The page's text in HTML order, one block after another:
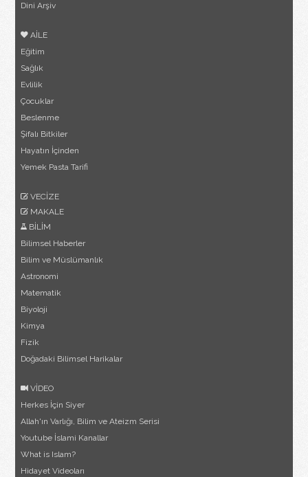
Dini Arşiv
AİLE
Eğitim
Sağlık
Evlilik
Çocuklar
Beslenme
Şifalı Bitkiler
Hayatın İçinden
Yemek Pasta Tarifi
VECİZE
MAKALE
BİLİM
Bilimsel Haberler
Bilim ve Müslümanlık
Astronomi
Matematik
Biyoloji
Kimya
Fizik
Doğadaki Bilimsel Harikalar
VİDEO
Herkes İçin Siyer
Allah'ın Varlığı, Bilim ve Ateizm Serisi
Youtube İslami Kanallar
What is Islam?
Hidayet Videoları